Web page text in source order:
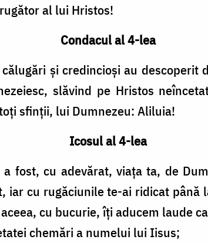
al lui Hristos!
Condacul al 4-lea
și credincioși au
slăvind pe Hristos
sfinții, lui Dumnezeu: Aliluia!
Icosul al 4-lea
a fost, cu adevărat, viața ta, de
cu rugăciunile te-ai ridicat până
cu bucurie, îți aducem laude
chemări a numelui lui Iisus;